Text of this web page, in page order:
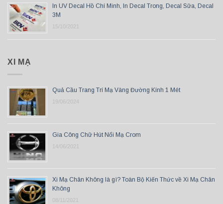
In UV Decal Hồ Chí Minh, In Decal Trong, Decal Sữa, Decal
3M
15/10/2021
XI MẠ
Quả Cầu Trang Trí Mạ Vàng Đường Kính 1 Mét
19/06/2024
Gia Công Chữ Hút Nổi Mạ Crom
14/06/2021
Xi Mạ Chân Không là gì? Toàn Bộ Kiến Thức về Xi Mạ Chân
Không
08/11/2021